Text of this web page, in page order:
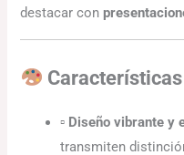
destacar con
▫ Diseño vibrante y
transmiten